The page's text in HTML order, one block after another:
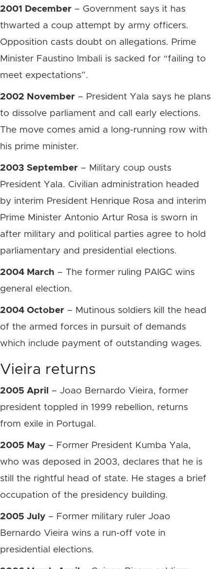
2001 December – Government says it has
thwarted a coup attempt by army officers.
Opposition casts doubt on allegations. Prime
Minister Faustino Imbali is sacked for “failing to
meet expectations”.
2002 November – President Yala says he plans
to dissolve parliament and call early elections.
The move comes amid a long-running row with
his prime minister.
2003 September – Military coup ousts
President Yala. Civilian administration headed
by interim President Henrique Rosa and interim
Prime Minister Antonio Artur Rosa is sworn in
after military and political parties agree to hold
parliamentary and presidential elections.
2004 March – The former ruling PAIGC wins
general election.
2004 October – Mutinous soldiers kill the head
of the armed forces in pursuit of demands
which include payment of outstanding wages.
Vieira returns
2005 April
– Joao Bernardo Vieira, former
president toppled in 1999 rebellion, returns
from exile in Portugal.
2005 May – Former President Kumba Yala,
who was deposed in 2003, declares that he is
still the rightful head of state. He stages a brief
occupation of the presidency building.
2005 July – Former military ruler Joao
Bernardo Vieira wins a run-off vote in
presidential elections.